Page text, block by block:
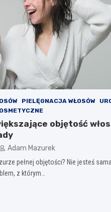
PIELĘGNACJA WŁOSÓW
objętość
Adam Mazurek
pełnej objętości? Nie jesteś
z którym…